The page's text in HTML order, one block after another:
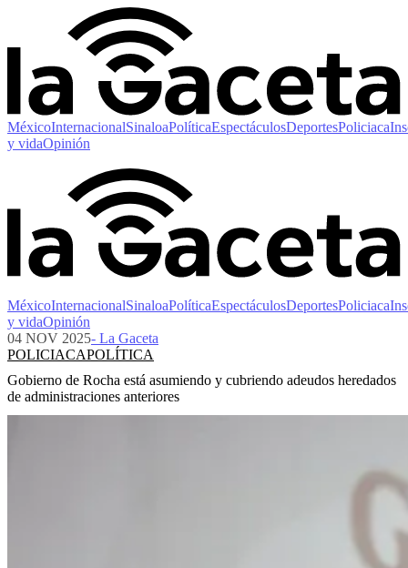
MéxicoInternacionalSinaloaPolíticaEspectáculosDeportesPoliciaca
y vidaOpinión
MéxicoInternacionalSinaloaPolíticaEspectáculosDeportesPoliciaca
y vidaOpinión
04 NOV 2025- La Gaceta
POLICIACAPOLÍTICA
Gobierno de Rocha está asumiendo y cubriendo adeudos heredados
de administraciones anteriores